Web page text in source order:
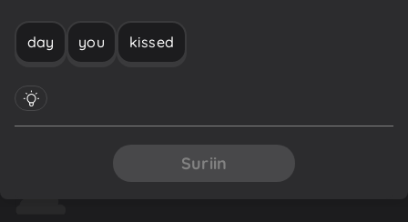
day you kissed
Suriin